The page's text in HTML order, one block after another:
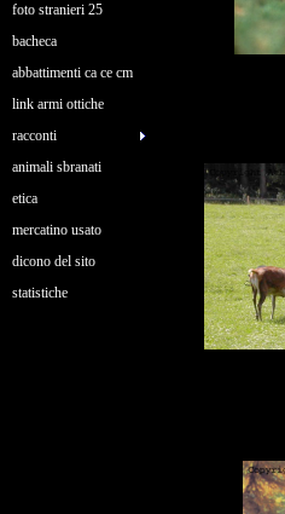
foto stranieri 25
bacheca
abbattimenti ca ce cm
link armi ottiche
racconti
animali sbranati
etica
mercatino usato
dicono del sito
statistiche